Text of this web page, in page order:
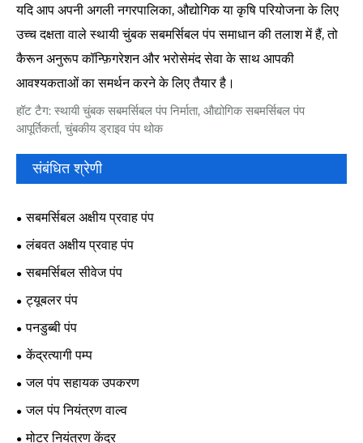
यदि आप अपनी अगली नगरपालिका, औद्योगिक या कृषि परियोजना के लिए
उच्च दक्षता वाले स्थायी चुंबक सबमर्सिबल पंप समाधान की तलाश में हैं, तो
कैरून अनुरूप कॉन्फ़िगरेशन और भरोसेमंद सेवा के साथ आपकी
आवश्यकताओं का समर्थन करने के लिए तैयार है।
हॉट टैग: स्थायी चुंबक सबमर्सिबल पंप निर्माता, औद्योगिक सबमर्सिबल पंप
आपूर्तिकर्ता, चुंबकीय ड्राइव पंप थोक
संबंधित श्रेणी
सबमर्सिबल अक्षीय प्रवाह पंप
लंबवत अक्षीय प्रवाह पंप
सबमर्सिबल सीवेज पंप
ट्यूबलर पंप
पनडुब्बी पंप
केंद्रत्यागी पम्प
जल पंप सहायक उपकरण
जल पंप नियंत्रण वाल्व
मोटर नियंत्रण केंद्र